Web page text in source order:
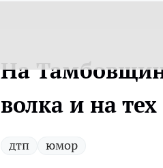
На
волка и на
дтп юмор